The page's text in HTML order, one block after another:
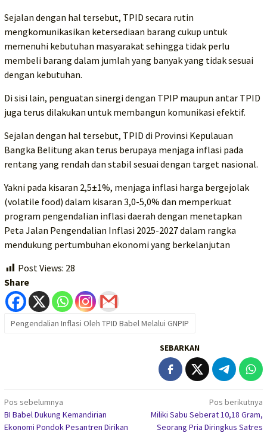
Sejalan dengan hal tersebut, TPID secara rutin
mengkomunikasikan ketersediaan barang cukup untuk
memenuhi kebutuhan masyarakat sehingga tidak perlu
membeli barang dalam jumlah yang banyak yang tidak sesuai
dengan kebutuhan.
Di sisi lain, penguatan sinergi dengan TPIP maupun antar TPID
juga terus dilakukan untuk membangun komunikasi efektif.
Sejalan dengan hal tersebut, TPID di Provinsi Kepulauan
Bangka Belitung akan terus berupaya menjaga inflasi pada
rentang yang rendah dan stabil sesuai dengan target nasional.
Yakni pada kisaran 2,5±1%, menjaga inflasi harga bergejolak
(volatile food) dalam kisaran 3,0-5,0% dan memperkuat
program pengendalian inflasi daerah dengan menetapkan
Peta Jalan Pengendalian Inflasi 2025-2027 dalam rangka
mendukung pertumbuhan ekonomi yang berkelanjutan
Post Views: 28
Share
Pengendalian Inflasi Oleh TPID Babel Melalui GNPIP
SEBARKAN
Navigasi
pos
Pos sebelumnya
BI Babel Dukung Kemandirian
Ekonomi Pondok Pesantren Dirikan
Pos berikutnya
Miliki Sabu Seberat 10,18 Gram,
Seorang Pria Diringkus Satres